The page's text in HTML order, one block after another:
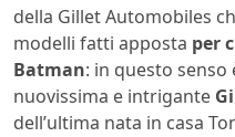
della Gillet Automobiles
modelli fatti apposta per
Batman: in questo
nuovissima e intrigante
dell’ultima nata in casa